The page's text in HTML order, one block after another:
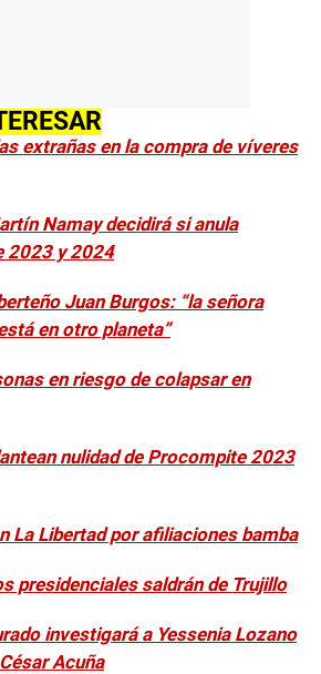
extrañas en la compra de víveres
Namay decidirá si anula
2023 y 2024
Juan Burgos: “la señora
en otro planeta”
en riesgo de colapsar en
nulidad de Procompite 2023
La Libertad por afiliaciones bamba
presidenciales saldrán de Trujillo
investigará a Yessenia Lozano
Acuña